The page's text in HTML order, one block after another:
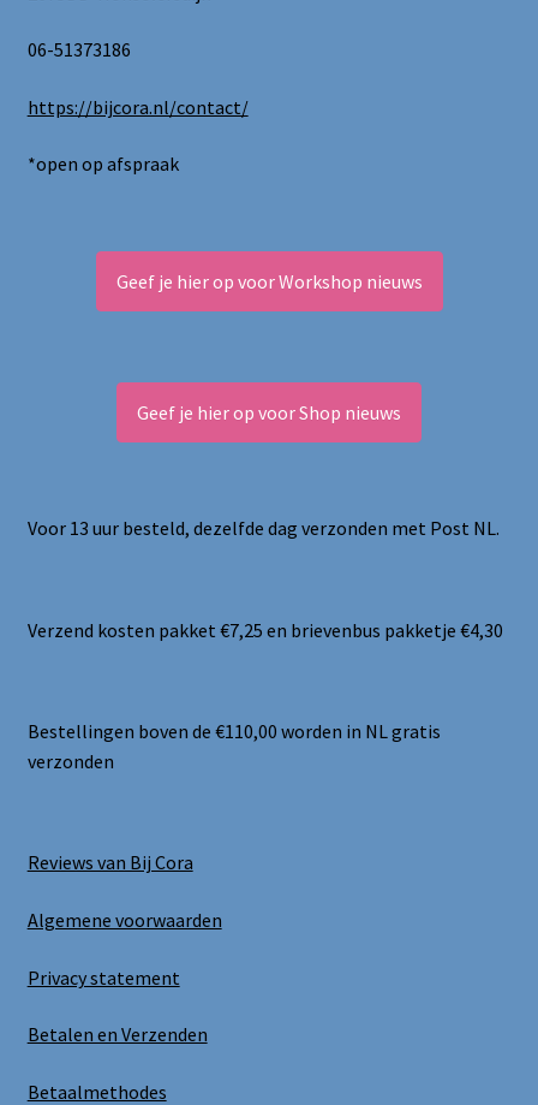
06-51373186
https://bijcora.nl/contact/
*open op afspraak
Geef je hier op voor Workshop nieuws
Geef je hier op voor Shop nieuws
Voor 13 uur besteld, dezelfde dag verzonden met Post NL.
Verzend kosten pakket €7,25 en brievenbus pakketje €4,30
Bestellingen boven de €110,00 worden in NL gratis
verzonden
Reviews van Bij Cora
Algemene voorwaarden
Privacy statement
Betalen en Verzenden
Betaalmethodes